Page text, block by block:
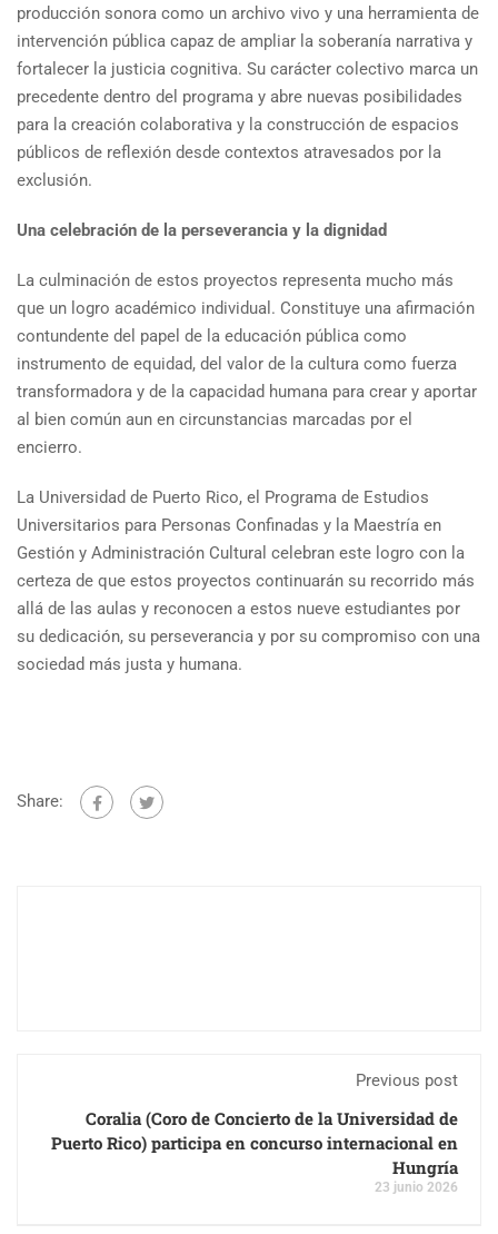
producción sonora como un archivo vivo y una herramienta de
intervención pública capaz de ampliar la soberanía narrativa y
fortalecer la justicia cognitiva. Su carácter colectivo marca un
precedente dentro del programa y abre nuevas posibilidades
para la creación colaborativa y la construcción de espacios
públicos de reflexión desde contextos atravesados por la
exclusión.
Una celebración de la perseverancia y la dignidad
La culminación de estos proyectos representa mucho más
que un logro académico individual. Constituye una afirmación
contundente del papel de la educación pública como
instrumento de equidad, del valor de la cultura como fuerza
transformadora y de la capacidad humana para crear y aportar
al bien común aun en circunstancias marcadas por el
encierro.
La Universidad de Puerto Rico, el Programa de Estudios
Universitarios para Personas Confinadas y la Maestría en
Gestión y Administración Cultural celebran este logro con la
certeza de que estos proyectos continuarán su recorrido más
allá de las aulas y reconocen a estos nueve estudiantes por
su dedicación, su perseverancia y por su compromiso con una
sociedad más justa y humana.
Share:
Previous post
Coralia (Coro de Concierto de la Universidad de
Puerto Rico) participa en concurso internacional en
Hungría
23 junio 2026